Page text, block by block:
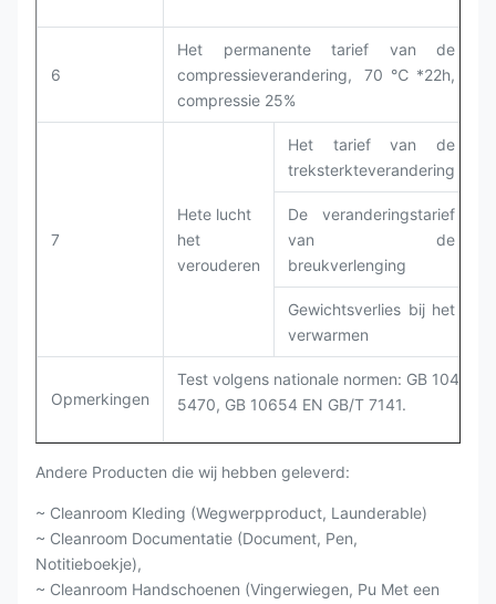
6
Het permanente tarief van de
compressieverandering, 70℃*22h,
compressie 25%
7
Hete lucht
het
verouderen
Het tarief van de
treksterkteverandering
De veranderingstarief
van de
breukverlenging
Gewichtsverlies bij het
verwarmen
Opmerkingen
Test volgens nationale normen: GB 1040,
5470, GB 10654 EN GB/T 7141.
Andere Producten die wij hebben geleverd:
~ Cleanroom Kleding (Wegwerpproduct, Launderable)
~ Cleanroom Documentatie (Document, Pen,
Notitieboekje),
~ Cleanroom Handschoenen (Vingerwiegen, Pu Met een